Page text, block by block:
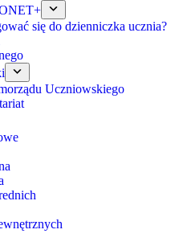
się do dzienniczka ucznia?
Uczniowskiego